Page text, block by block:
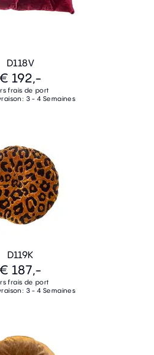
D118V
€ 192,-
frais de port
3 - 4 Semaines
D119K
€ 187,-
frais de port
3 - 4 Semaines